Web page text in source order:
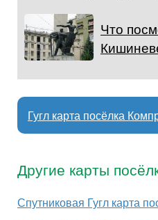
Что
Гугл карта посёлка
Другие карты
Спутниковая Гугл карта